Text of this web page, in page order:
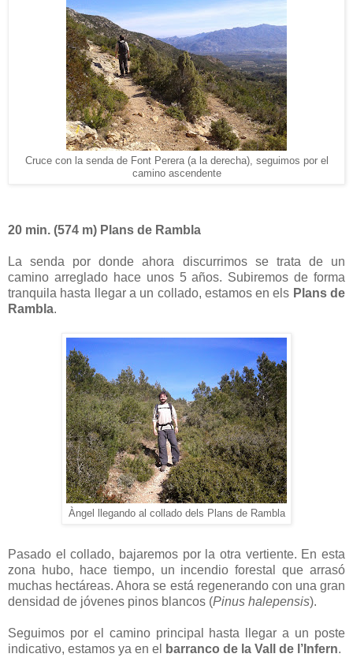
Cruce con la senda de Font Perera (a la derecha), seguimos por el
camino ascendente
20 min. (574 m) Plans de Rambla
La senda por donde ahora discurrimos se trata de un
camino arreglado hace unos 5 años. Subiremos de forma
tranquila hasta llegar a un collado, estamos en els Plans de
Rambla.
Àngel llegando al collado dels Plans de Rambla
Pasado el collado, bajaremos por la otra vertiente. En esta
zona hubo, hace tiempo, un incendio forestal que arrasó
muchas hectáreas. Ahora se está regenerando con una gran
densidad de jóvenes pinos blancos (Pinus halepensis).
Seguimos por el camino principal hasta llegar a un poste
indicativo, estamos ya en el
barranco de la Vall de l’Infern.